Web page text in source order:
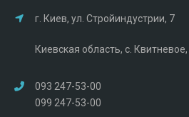
г. Киев, ул. Стройиндустрии, 7
Киевская область, с.
093 247-53-00
099 247-53-00